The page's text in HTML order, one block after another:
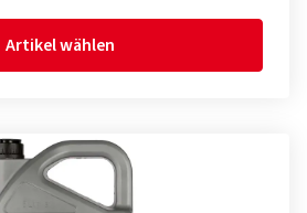
Artikel wählen